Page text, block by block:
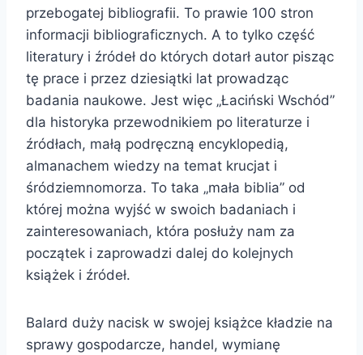
przebogatej bibliografii. To prawie 100 stron
informacji bibliograficznych. A to tylko część
literatury i źródeł do których dotarł autor pisząc
tę prace i przez dziesiątki lat prowadząc
badania naukowe. Jest więc „Łaciński Wschód”
dla historyka przewodnikiem po literaturze i
źródłach, małą podręczną encyklopedią,
almanachem wiedzy na temat krucjat i
śródziemnomorza. To taka „mała biblia” od
której można wyjść w swoich badaniach i
zainteresowaniach, która posłuży nam za
początek i zaprowadzi dalej do kolejnych
książek i źródeł.
Balard duży nacisk w swojej książce kładzie na
sprawy gospodarcze, handel, wymianę